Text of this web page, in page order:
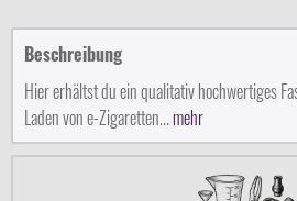
Beschreibung
Hier erhältst du ein qualitativ hochwertiges
Laden von e-Zigaretten...mehr